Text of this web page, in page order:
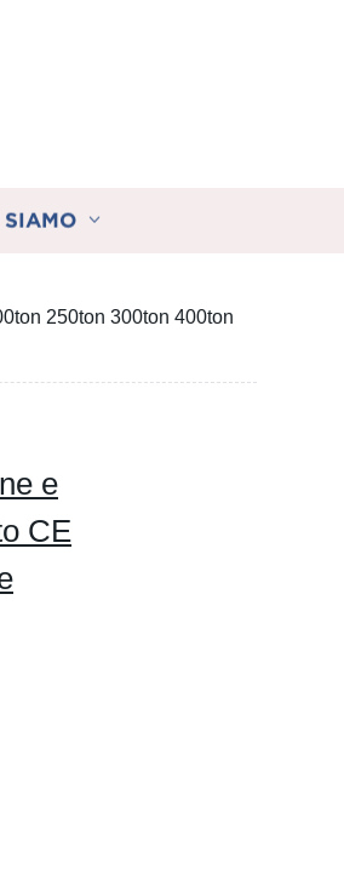
SIAMO
250ton 300ton 400ton
e
CE